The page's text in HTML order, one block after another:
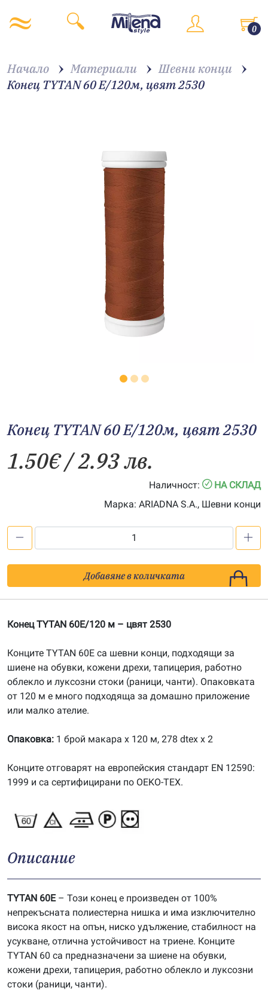
0
Начало Материали
Шевни конци
Конец TYTAN 60 E/120м, цвят 2530
Конец TYTAN 60 E/120м, цвят 2530
1.50€/ 2.93 лв.
Наличност:
НА СКЛАД
Марка: ARIADNA S.A., Шевни конци
TYTAN
60
цвят
Добавяне в количката
Конец TYTAN 60E/120 м – цвят 2530
Конците TYTAN 60E са шевни конци, подходящи за
шиене на обувки, кожени дрехи, тапицерия, работно
облекло и луксозни стоки (раници, чанти). Опаковката
от 120 м е много подходяща за домашно приложение
или малко ателие.
Опаковка: 1 брой макара х 120 м, 278 dtex x 2
Конците отговарят на европейския стандарт EN 12590:
1999 и са сертифицирани по OEKO-TEX.
Описание
TYTAN 60E– Този конец е произведен от 100%
непрекъсната полиестерна нишка и има изключително
висока якост на опън, ниско удължение, стабилност на
усукване, отлична устойчивост на триене. Конците
TYTAN 60 са предназначени за шиене на обувки,
кожени дрехи, тапицерия, работно облекло и луксозни
стоки (раници, чанти).